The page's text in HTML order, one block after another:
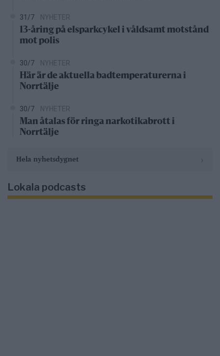
31/7 NYHETER
13-åring på elsparkcykel i våldsamt motstånd
mot polis
30/7 NYHETER
Här är de aktuella badtemperaturerna i
Norrtälje
30/7 NYHETER
Man åtalas för ringa narkotikabrott i
Norrtälje
Hela nyhetsdygnet
Lokala podcasts